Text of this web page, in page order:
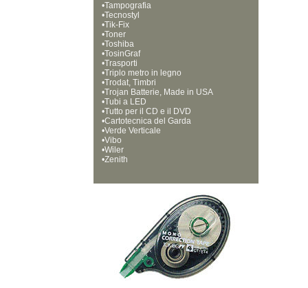
•Tampografia
•Tecnostyl
•Tik-Fix
•Toner
•Toshiba
•TosinGraf
•Trasporti
•Triplo metro in legno
•Trodat, Timbri
•Trojan Batterie, Made in USA
•Tubi a LED
•Tutto per il CD e il DVD
•Cartotecnica del Garda
•Verde Verticale
•Vibo
•Wiler
•Zenith